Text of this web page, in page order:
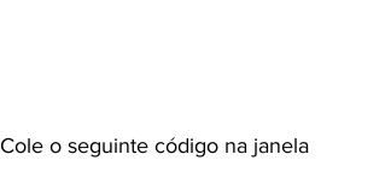
Cole o seguinte código na janela